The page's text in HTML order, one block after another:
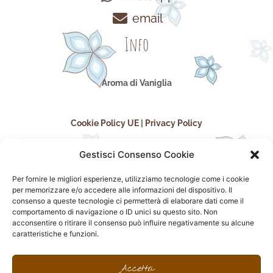
Gestisci Consenso Cookie
Per fornire le migliori esperienze, utilizziamo tecnologie come i cookie
per memorizzare e/o accedere alle informazioni del dispositivo. Il
consenso a queste tecnologie ci permetterà di elaborare dati come il
comportamento di navigazione o ID unici su questo sito. Non
acconsentire o ritirare il consenso può influire negativamente su alcune
caratteristiche e funzioni.
Accetta
email
Info
Aroma di Vaniglia
Cookie Policy UE Privacy Policy
seguici sui social
F
I
n
P
i
F